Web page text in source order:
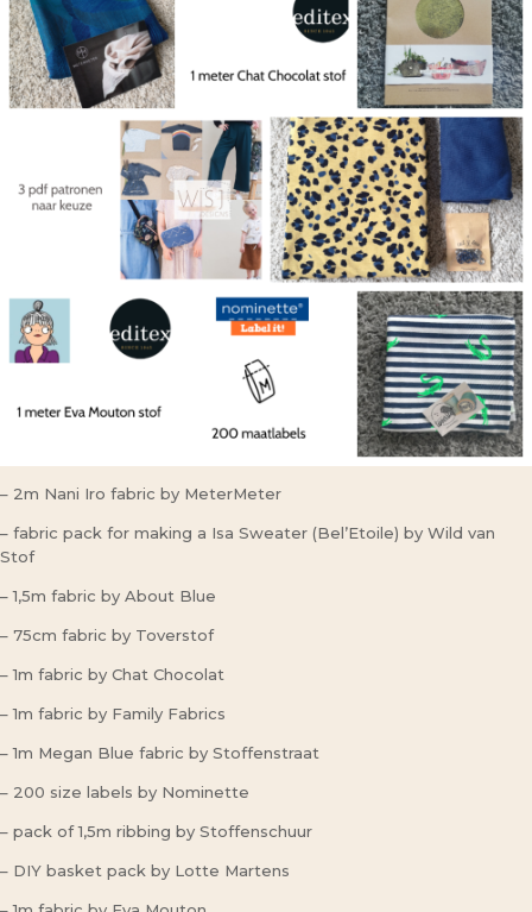
– 2m Nani Iro fabric by MeterMeter
– fabric pack for making a Isa Sweater (Bel’Etoile) by Wild van
Stof
– 1,5m fabric by About Blue
– 75cm fabric by Toverstof
– 1m fabric by Chat Chocolat
– 1m fabric by Family Fabrics
– 1m Megan Blue fabric by Stoffenstraat
– 200 size labels by Nominette
– pack of 1,5m ribbing by Stoffenschuur
– DIY basket pack by Lotte Martens